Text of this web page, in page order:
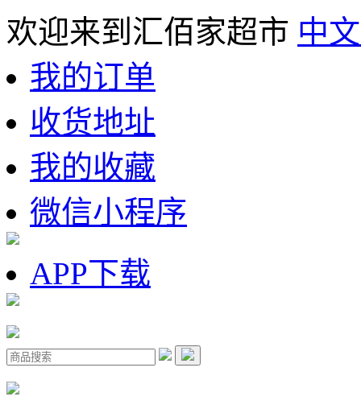
欢迎来到汇佰家超市 中
我的订单
收货地址
我的收藏
微信小程序
APP下载